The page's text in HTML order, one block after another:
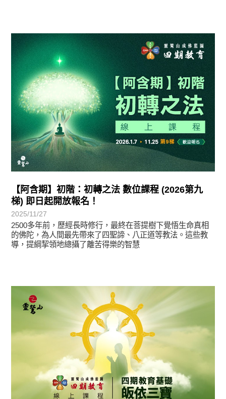
【阿含期】初階：初轉之法 數位課程 (2026第九
梯) 即日起開放報名！
2025/11/27
2500多年前，歷經長時修行，最終在菩提樹下覺悟生命真相
的佛陀，為人間最先帶來了四聖諦、八正道等教法。這些教
導，提綱挈領地總攝了離苦得樂的智慧
最新消息